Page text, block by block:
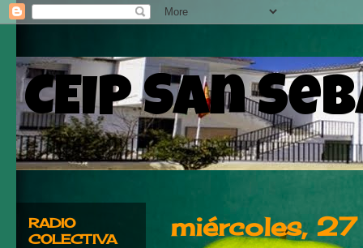
CEIP San
miércoles,
RADIO
COLECTIVA